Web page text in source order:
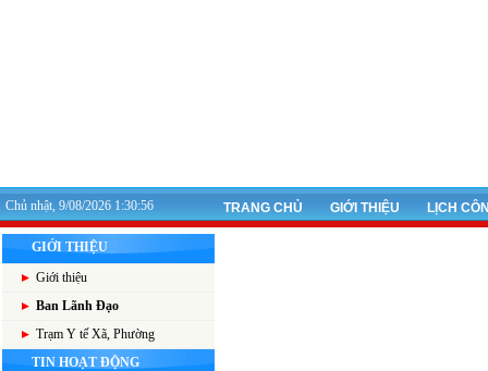
Chủ nhật, 9/08/2026 1:30:56 TRANG CHỦ GIỚI THIỆU LỊCH
GIỚI THIỆU
Giới thiệu
Ban Lãnh Đạo
Trạm Y tế Xã, Phường
TIN HOẠT ĐỘNG